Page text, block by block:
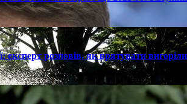
розповів, як врятувати